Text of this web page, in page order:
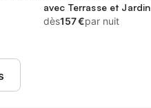
avec Terrasse et Jardin
dès157 €par nuit